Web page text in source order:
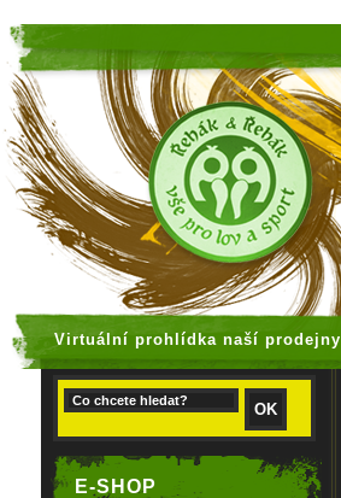
Virtuální prohlídka naší prodejny
E-SHOP